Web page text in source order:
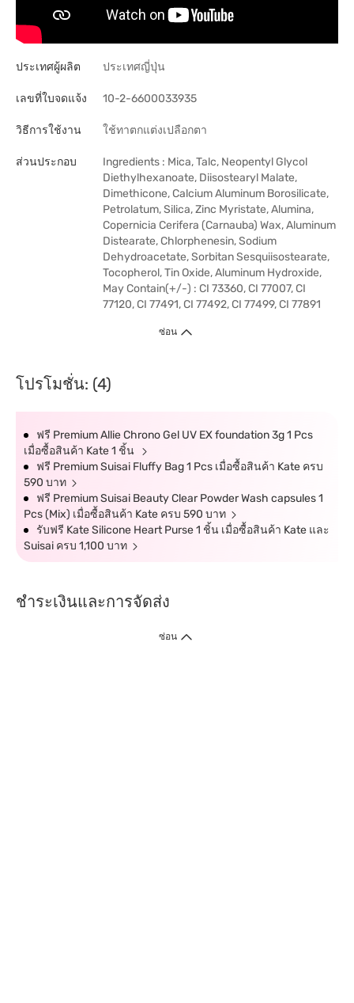
ประเทศผู้ผลิต ประเทศญี่ปุ่น
เลขที่ใบจดแจ้ง 10-2-6600033935
วิธีการใช้งาน ใช้ทาตกแต่งเปลือกตา
ส่วนประกอบ
Ingredients : Mica, Talc, Neopentyl Glycol
Diethylhexanoate, Diisostearyl Malate,
Dimethicone, Calcium Aluminum Borosilicate,
Petrolatum, Silica, Zinc Myristate, Alumina,
Copernicia Cerifera (Carnauba) Wax, Aluminum
Distearate, Chlorphenesin, Sodium
Dehydroacetate, Sorbitan Sesquiisostearate,
Tocopherol, Tin Oxide, Aluminum Hydroxide,
May Contain(+/-) : CI 73360, CI 77007, CI
77120, CI 77491, CI 77492, CI 77499, CI 77891
ซ่อน
โปรโมชั่น: (4)
ฟรี Premium Allie Chrono Gel UV EX foundation 3g 1 Pcs
เมื่อซื้อสินค้า Kate 1 ชิ้น
ฟรี Premium Suisai Fluffy Bag 1 Pcs เมื่อซื้อสินค้า Kate ครบ
590 บาท
ฟรี Premium Suisai Beauty Clear Powder Wash capsules 1
Pcs (Mix) เมื่อซื้อสินค้า Kate ครบ 590 บาท
รับฟรี Kate Silicone Heart Purse 1 ชิ้น เมื่อซื้อสินค้า Kate และ
Suisai ครบ 1,100 บาท
ชำระเงินและการจัดส่ง
ซ่อน